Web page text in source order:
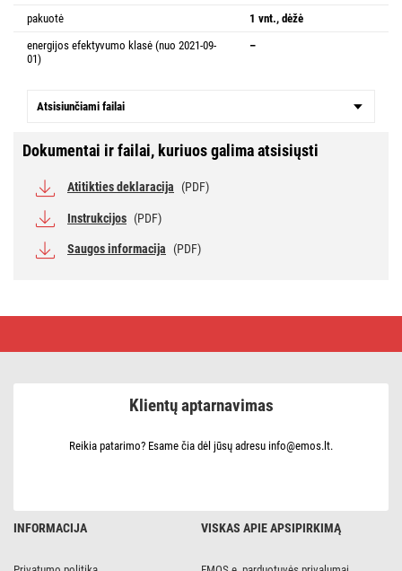
pakuotė
1 vnt., dėžė
energijos efektyvumo klasė (nuo 2021-09-
01)
–
Atsisiunčiami failai
Dokumentai ir failai, kuriuos galima atsisiųsti
Atitikties deklaracija (PDF)
Instrukcijos (PDF)
Saugos informacija (PDF)
INFORMACIJA VISKAS APIE APSIPIRKIMĄ
Klientų aptarnavimas
Reikia patarimo? Esame čia dėl jūsų adresu info@emos.lt.